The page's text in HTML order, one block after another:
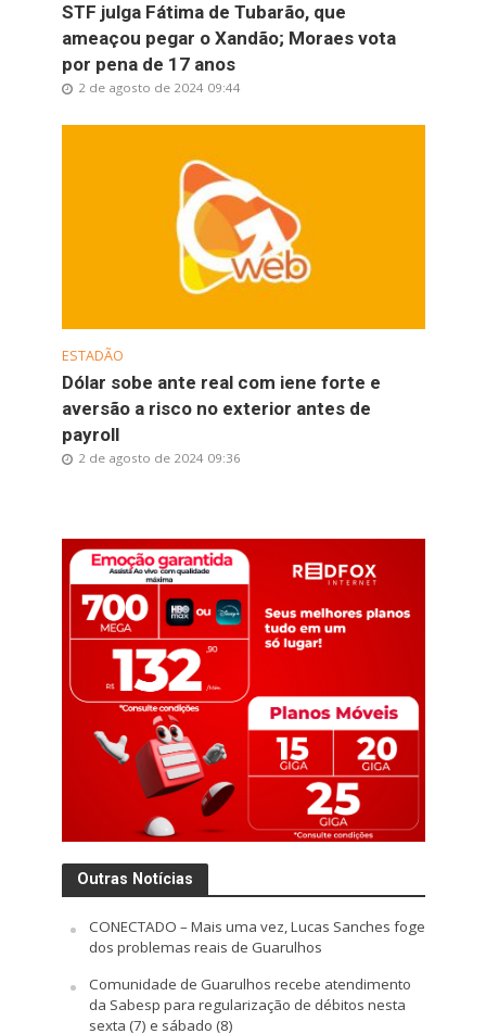
STF julga Fátima de Tubarão, que
ameaçou pegar o Xandão; Moraes vota
por pena de 17 anos
2 de agosto de 2024 09:44
ESTADÃO
Dólar sobe ante real com iene forte e
aversão a risco no exterior antes de
payroll
2 de agosto de 2024 09:36
Outras Notícias
CONECTADO – Mais uma vez, Lucas Sanches foge
dos problemas reais de Guarulhos
Comunidade de Guarulhos recebe atendimento
da Sabesp para regularização de débitos nesta
sexta (7) e sábado (8)